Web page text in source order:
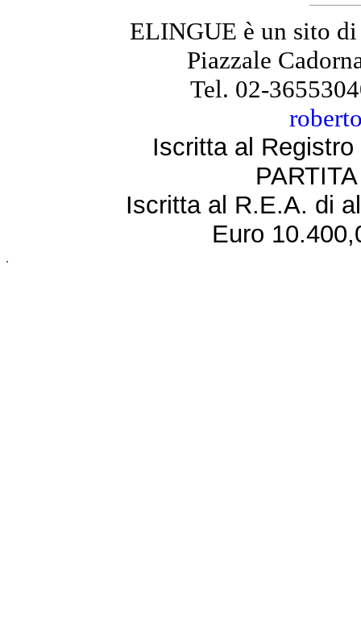
ELINGUE è un sito
Piazzale
Tel. 02-
Iscritta al
Iscritta al R.E.A. di
Euro